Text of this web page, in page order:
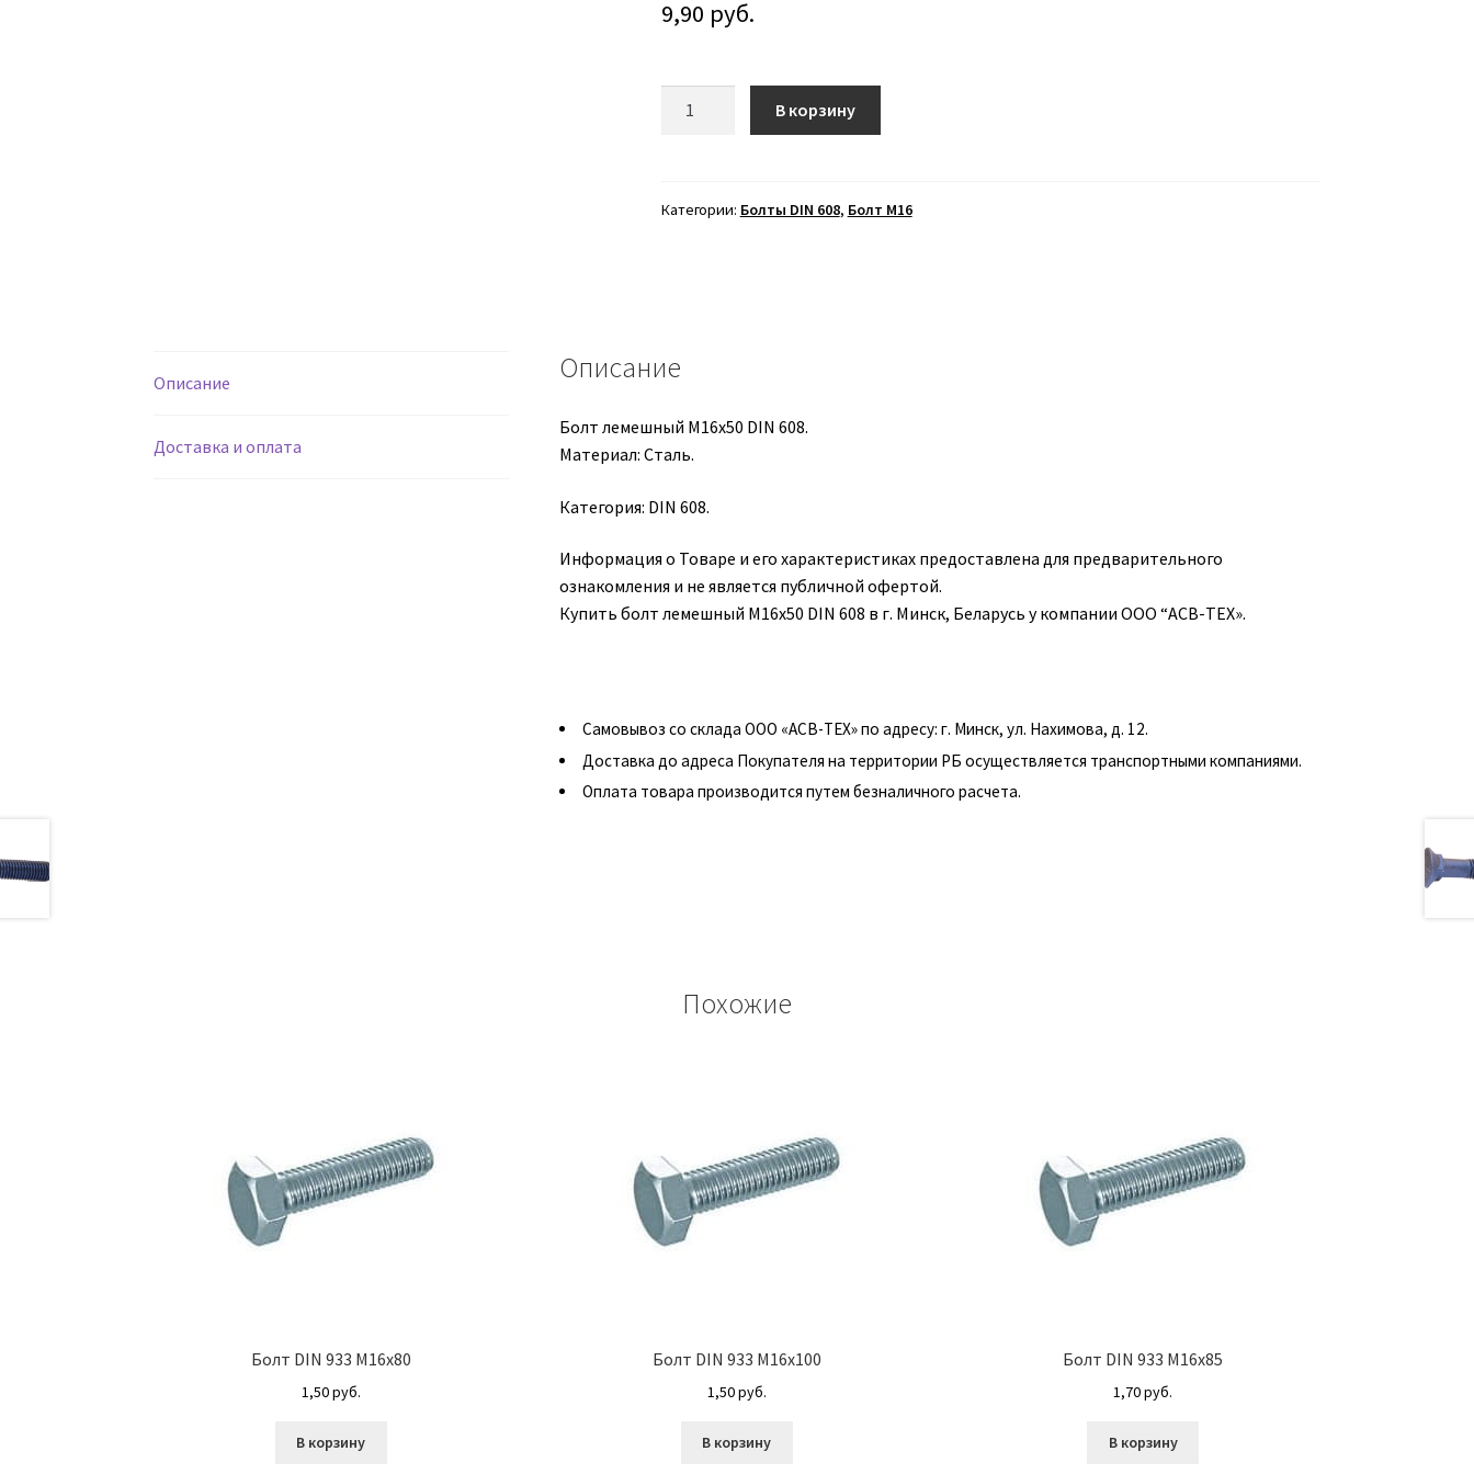
9,90 руб.
М16х50
В корзину
Категории: Болты DIN 608, Болт М16
Описание
Доставка и оплата
Описание
Болт лемешный М16х50 DIN 608.
Материал: Сталь.
Категория: DIN 608.
Информация о Товаре и его характеристиках предоставлена для предварительного
ознакомления и не является публичной офертой.
Купить болт лемешный М16х50 DIN 608 в г. Минск, Беларусь у компании ООО “АСВ-ТЕХ».
Самовывоз со склада ООО «АСВ-ТЕХ» по адресу: г. Минск, ул. Нахимова, д. 12.
Доставка до адреса Покупателя на территории РБ осуществляется транспортными компаниями.
Оплата товара производится путем безналичного расчета.
Похожие
Болт DIN 933 М16х80
1,50руб.
В корзину
Болт DIN 933 М16х100
1,50руб.
В корзину
Болт DIN 933 М16х85
1,70руб.
В корзину